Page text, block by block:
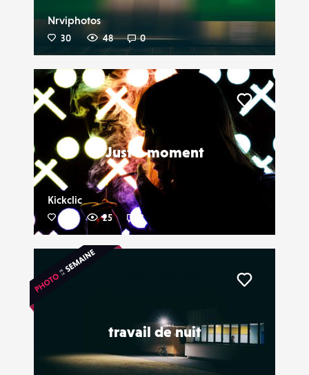
Nrviphotos
30 48 0
Just a moment
Kickclic
25 2
Liker
travail de nuit